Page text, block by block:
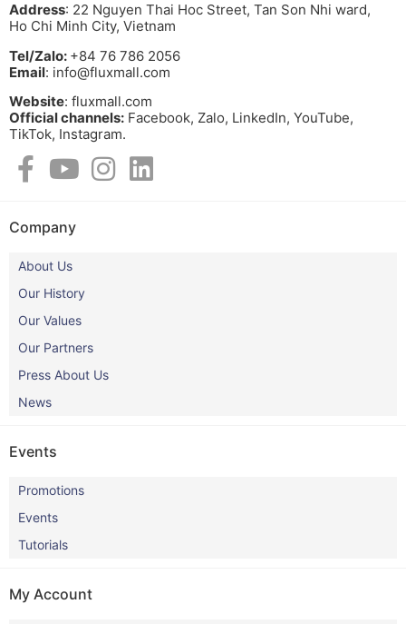
Address: 22 Nguyen Thai Hoc Street, Tan Son Nhi ward,
Ho Chi Minh City, Vietnam
Tel/Zalo: +84 76 786 2056
Email: info@fluxmall.com
Website: fluxmall.com
Official channels: Facebook, Zalo, LinkedIn, YouTube,
TikTok, Instagram.​
Company
About Us
Our History
Our Values
Our Partners
Press About Us
News
Events
Promotions
Events
Tutorials
My Account